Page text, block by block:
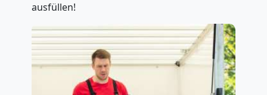
ausfüllen!